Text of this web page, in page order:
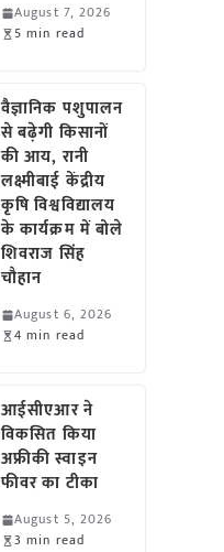
August 7, 2026
5 min read
वैज्ञानिक पशुपालन
से बढ़ेगी किसानों
की आय, रानी
लक्ष्मीबाई केंद्रीय
कृषि विश्वविद्यालय
के कार्यक्रम में बोले
शिवराज सिंह
चौहान
August 6, 2026
4 min read
आईसीएआर ने
विकसित किया
अफ्रीकी स्वाइन
फीवर का टीका
August 5, 2026
3 min read